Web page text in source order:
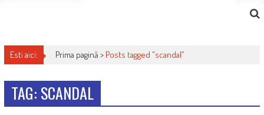
Esti aici: Prima pagină > Posts tagged "scandal"
TAG: SCANDAL